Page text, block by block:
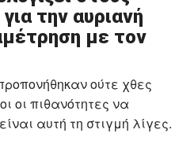
την αυριανή
με τον
ούτε χθες
οι πιθανότητες να
αυτή τη στιγμή λίγες.